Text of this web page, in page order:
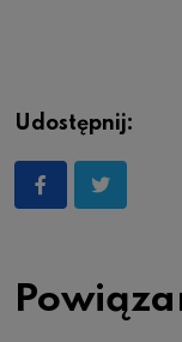
Udostępnij: